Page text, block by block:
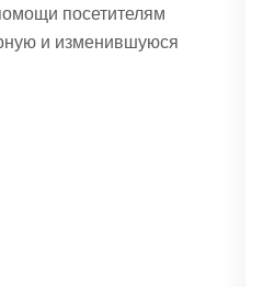
посетителям
и изменившуюся